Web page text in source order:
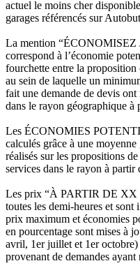
actuel le moins cher
garages référencés sur
La mention
correspond à l’économie
fourchette entre la proposition
au sein de laquelle un
fait une demande de devis
dans le rayon géographique à
Les ÉCONOMIES
calculés grâce à une
réalisés sur les propositions
services dans le rayon à partir
Les prix “À PARTIR DE XX
toutes les demi-heures et
prix maximum et économies
en pourcentage sont mises à
avril, 1er juillet et 1er octobre)
provenant de demandes